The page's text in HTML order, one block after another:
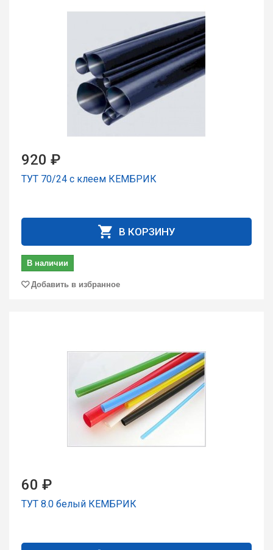
920 ₽
ТУТ 70/24 с клеем КЕМБРИК
В КОРЗИНУ
В наличии
Добавить в избранное
60 ₽
ТУТ 8.0 белый КЕМБРИК